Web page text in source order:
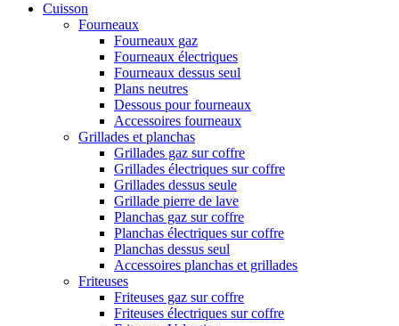
Cuisson
Fourneaux
Fourneaux gaz
Fourneaux électriques
Fourneaux dessus seul
Plans neutres
Dessous pour fourneaux
Accessoires fourneaux
Grillades et planchas
Grillades gaz sur coffre
Grillades électriques sur coffre
Grillades dessus seule
Grillade pierre de lave
Planchas gaz sur coffre
Planchas électriques sur coffre
Planchas dessus seul
Accessoires planchas et grillades
Friteuses
Friteuses gaz sur coffre
Friteuses électriques sur coffre